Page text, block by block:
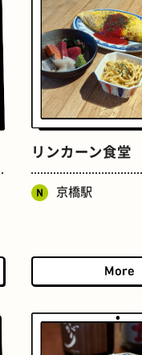
リンカーン食堂
京橋駅